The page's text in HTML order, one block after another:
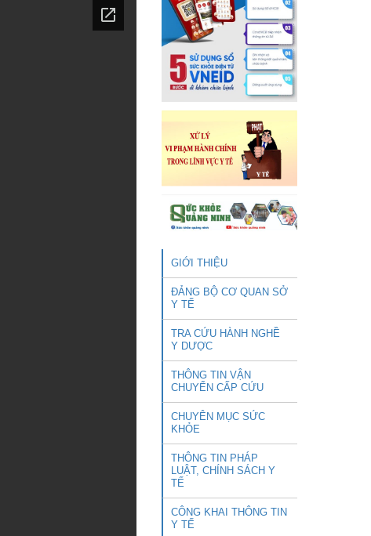
GIỚI THIỆU
ĐẢNG BỘ CƠ QUAN SỞ
Y TẾ
TRA CỨU HÀNH NGHỀ
Y DƯỢC
THÔNG TIN VẬN
CHUYỂN CẤP CỨU
CHUYÊN MỤC SỨC
KHỎE
THÔNG TIN PHÁP
LUẬT, CHÍNH SÁCH Y
TẾ
CÔNG KHAI THÔNG TIN
Y TẾ